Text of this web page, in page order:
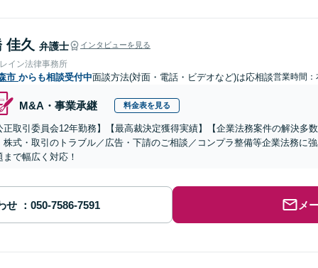
佳久 弁護士 インタビューを見る
イン法律事務所
市 からも相談受付中面談方法(対面・電話・ビデオなど)は応相談営業時間：
M&A・事業承継 料金表を見る
正取引委員会12年勤務】【最高裁決定獲得実績】【企業法務案件の解決多
株式・取引のトラブル／広告・下請のご相談／コンプラ整備等企業法務に
まで幅広く対応！
せ メ